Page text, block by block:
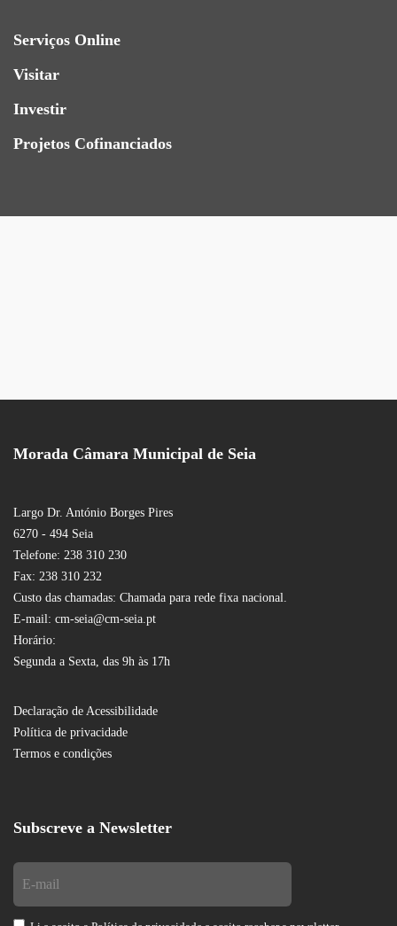
Serviços Online
Visitar
Investir
Projetos Cofinanciados
Morada Câmara Municipal de Seia
Largo Dr. António Borges Pires
6270 - 494 Seia
Telefone: 238 310 230
Fax: 238 310 232
Custo das chamadas: Chamada para rede fixa nacional.
E-mail: cm-seia@cm-seia.pt
Horário:
Segunda a Sexta, das 9h às 17h
Declaração de Acessibilidade
Política de privacidade
Termos e condições
Subscreve a Newsletter